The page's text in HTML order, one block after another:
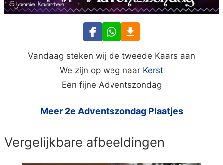
Vandaag steken wij de tweede Kaars aan
We zijn op weg naar Kerst
Een fijne Adventszondag
Meer 2e Adventszondag Plaatjes
Vergelijkbare afbeeldingen